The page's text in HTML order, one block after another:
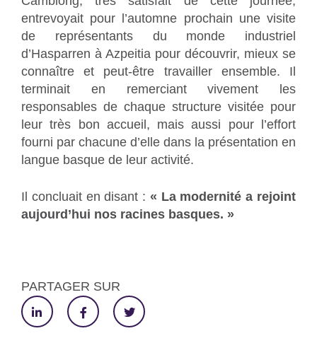
entrevoyait pour l’automne prochain une visite
de représentants du monde industriel
d’Hasparren à Azpeitia pour découvrir, mieux se
connaître et peut-être travailler ensemble. Il
terminait en remerciant vivement les
responsables de chaque structure visitée pour
leur très bon accueil, mais aussi pour l’effort
fourni par chacune d’elle dans la présentation en
langue basque de leur activité.
Il concluait en disant : « La modernité a rejoint
aujourd’hui nos racines basques. »
PARTAGER SUR